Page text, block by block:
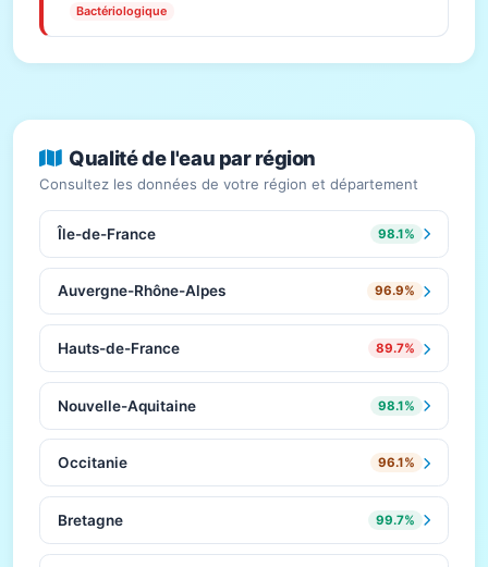
Bactériologique
Qualité de l'eau par région
Consultez les données de votre région et département
Île-de-France 98.1%
Auvergne-Rhône-Alpes 96.9%
Hauts-de-France 89.7%
Nouvelle-Aquitaine 98.1%
Occitanie 96.1%
Bretagne 99.7%